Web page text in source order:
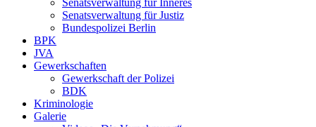
Senatsverwaltung für Inneres
Senatsverwaltung für Justiz
Bundespolizei Berlin
BPK
JVA
Gewerkschaften
Gewerkschaft der Polizei
BDK
Kriminologie
Galerie